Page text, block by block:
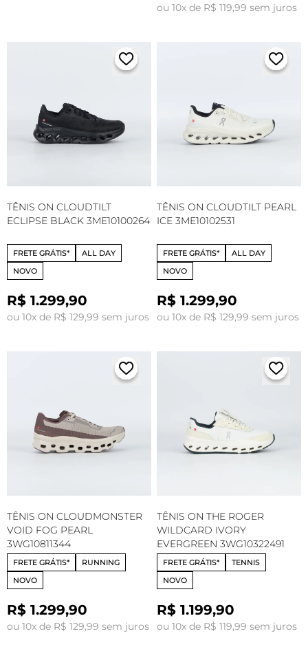
ou 10x de R$ 119,99 sem juros
TÊNIS ON CLOUDTILT
ECLIPSE BLACK 3ME10100264
FRETE GRÁTIS*
ALL DAY
NOVO
R$ 1.299,90
ou 10x de R$ 129,99 sem juros
TÊNIS ON CLOUDTILT PEARL
ICE 3ME10102531
FRETE GRÁTIS*
ALL DAY
NOVO
R$ 1.299,90
ou 10x de R$ 129,99 sem juros
TÊNIS ON CLOUDMONSTER
VOID FOG PEARL
3WG10811344
FRETE GRÁTIS*
RUNNING
NOVO
R$ 1.299,90
ou 10x de R$ 129,99 sem juros
TÊNIS ON THE ROGER
WILDCARD IVORY
EVERGREEN 3WG10322491
FRETE GRÁTIS*
TENNIS
NOVO
R$ 1.199,90
ou 10x de R$ 119,99 sem juros